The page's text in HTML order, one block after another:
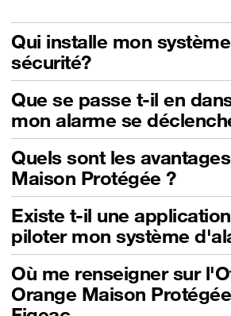
Qui installe mon
sécurité?
Que se passe t-il en
mon alarme se
Quels sont les
Maison Protégée ?
Existe t-il une
piloter mon système
Où me renseigner sur
Orange Maison